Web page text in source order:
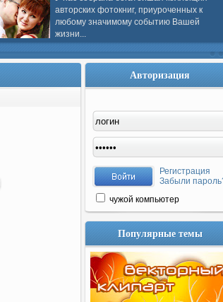
авторских фотокниг, приуроченных к
любому значимому событию Вашей
жизни...
Авторизация
Регистрация
Забыли
чужой компьютер
Популярные темы